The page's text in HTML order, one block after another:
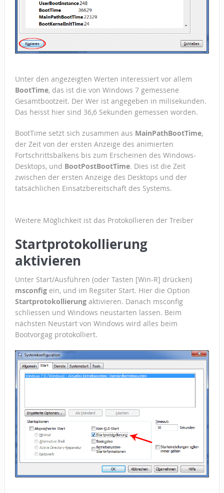
Unter den angezeigten Werten interessiert vor allem
BootTime, das ist die von Windows 7 gemessene
Gesamtbootzeit. Der Wer ist angegeben in milisekunden.
Das heisst hier sind 36,6 Sekunden gemessen worden.
BootTime setzt sich zusammen aus MainPathBootTime,
der Zeit von der ersten Anzeige des animierten
Fortschrittsbalkens bis zum Erscheinen des Windows-
Desktops, und BootPostBootTime. Dies ist die Zeit
zwischen der ersten Anzeige des Desktops und der
tatsächlichen Einsatzbereitschaft des Systems.
Weitere Möglichkeit ist das Protokollieren der Treiber
Startprotokollierung
aktivieren
Unter Start/Ausführen (oder Tasten [Win-R] drücken)
msconfigein, und im Regsiter Start. Hier die Option
Startprotokollierungaktivieren. Danach msconfig
schliessen und Windows neustarten lassen. Beim
nächsten Neustart von Windows wird alles beim
Bootvorgag protokolliert.